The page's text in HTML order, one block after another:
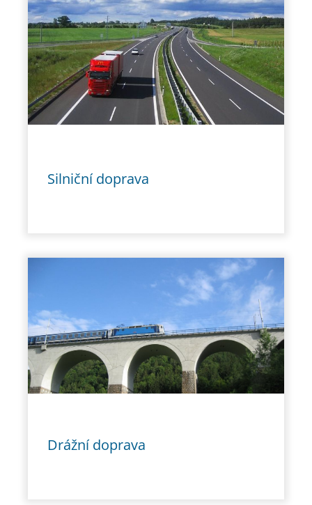
Silniční doprava
Drážní doprava